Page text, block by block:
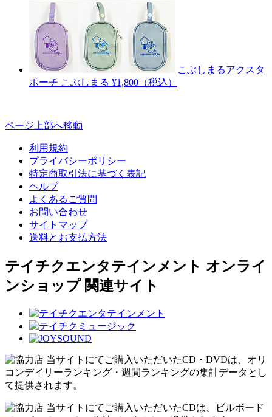
こぶしまるアクスタ
ポーチ こぶしまる ¥1,800（税込）
ページ上部へ移動
利用規約
プライバシーポリシー
特定商取引法に基づく表記
ヘルプ
よくあるご質問
お問い合わせ
サイトマップ
送料とお支払方法
テイチクエンタテインメント オンライ
ンショップ 関連サイト
当サイトにてご購入いただいたCD・DVDは、オリ
コンデイリーランキング・週間ランキングの集計データとし
て提供されます。
当サイトにてご購入いただいたCDは、ビルボード